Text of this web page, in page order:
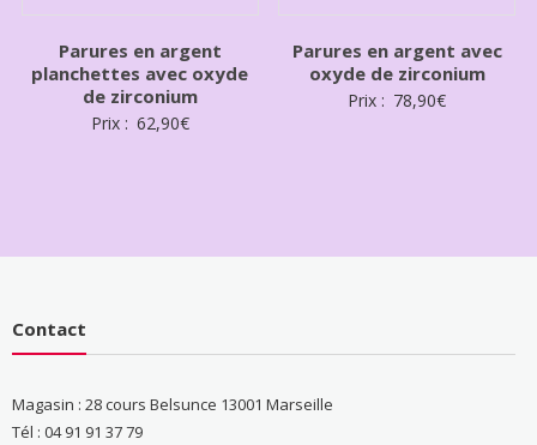
Parures en argent
planchettes avec oxyde
de zirconium
Prix : 62,90€
Parures en argent avec
oxyde de zirconium
Prix : 78,90€
Contact
Magasin : 28 cours Belsunce 13001 Marseille
Tél : 04 91 91 37 79